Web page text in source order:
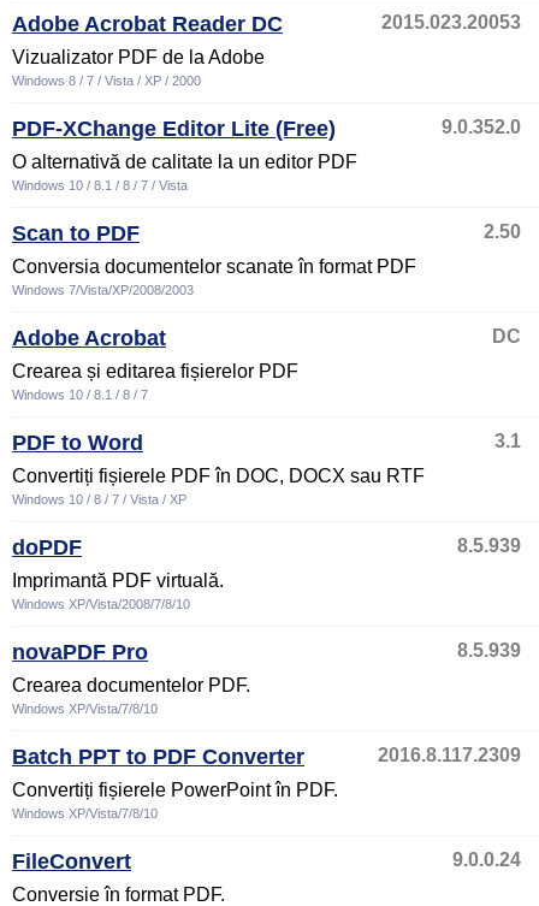
Adobe Acrobat Reader DC
2015.023.20053
Vizualizator PDF de la Adobe
Windows 8 / 7 / Vista / XP / 2000
PDF-XChange Editor Lite (Free)
9.0.352.0
O alternativă de calitate la un editor PDF
Windows 10 / 8.1 / 8 / 7 / Vista
Scan to PDF
2.50
Conversia documentelor scanate în format PDF
Windows 7/Vista/XP/2008/2003
Adobe Acrobat
DC
Crearea și editarea fișierelor PDF
Windows 10 / 8.1 / 8 / 7
PDF to Word
3.1
Convertiți fișierele PDF în DOC, DOCX sau RTF
Windows 10 / 8 / 7 / Vista / XP
doPDF
8.5.939
Imprimantă PDF virtuală.
Windows XP/Vista/2008/7/8/10
novaPDF Pro
8.5.939
Crearea documentelor PDF.
Windows XP/Vista/7/8/10
Batch PPT to PDF Converter
2016.8.117.2309
Convertiți fișierele PowerPoint în PDF.
Windows XP/Vista/7/8/10
FileConvert
9.0.0.24
Conversie în format PDF.